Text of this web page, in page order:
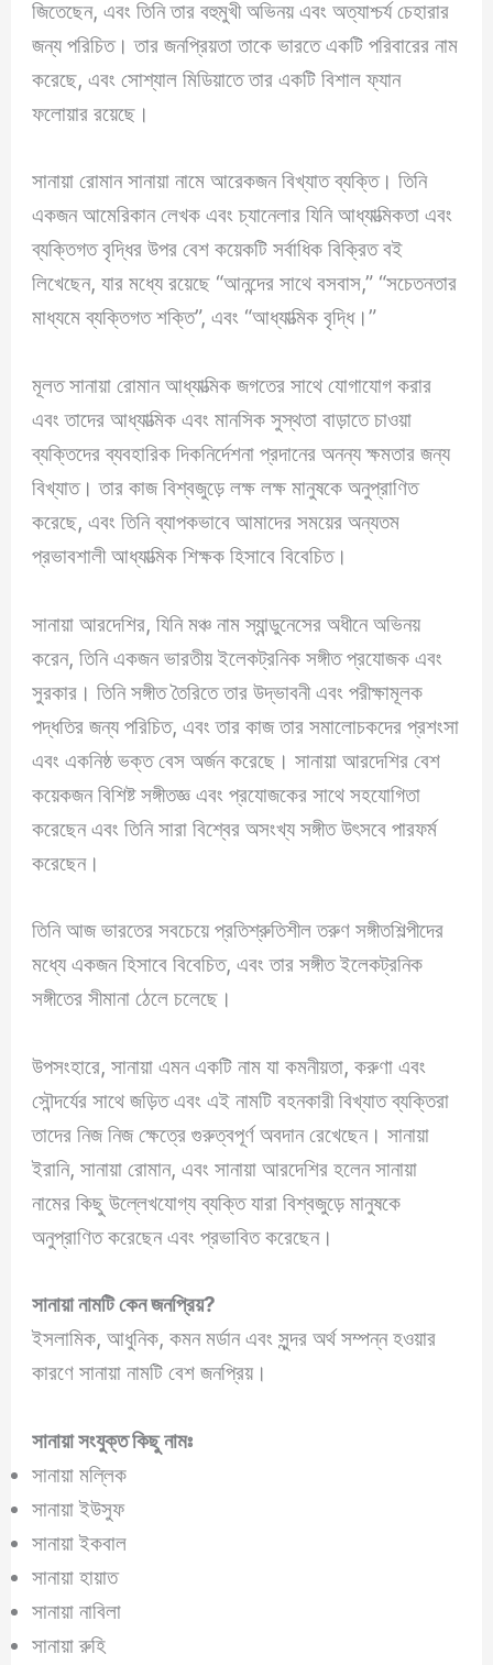
জিতেছেন, এবং তিনি তার বহুমুখী অভিনয় এবং অত্যাশ্চর্য চেহারার
জন্য পরিচিত। তার জনপ্রিয়তা তাকে ভারতে একটি পরিবারের নাম
করেছে, এবং সোশ্যাল মিডিয়াতে তার একটি বিশাল ফ্যান
ফলোয়ার রয়েছে।
সানায়া রোমান সানায়া নামে আরেকজন বিখ্যাত ব্যক্তি। তিনি
একজন আমেরিকান লেখক এবং চ্যানেলার যিনি আধ্যাত্মিকতা এবং
ব্যক্তিগত বৃদ্ধির উপর বেশ কয়েকটি সর্বাধিক বিক্রিত বই
লিখেছেন, যার মধ্যে রয়েছে “আনন্দের সাথে বসবাস,” “সচেতনতার
মাধ্যমে ব্যক্তিগত শক্তি”, এবং “আধ্যাত্মিক বৃদ্ধি।”
মূলত সানায়া রোমান আধ্যাত্মিক জগতের সাথে যোগাযোগ করার
এবং তাদের আধ্যাত্মিক এবং মানসিক সুস্থতা বাড়াতে চাওয়া
ব্যক্তিদের ব্যবহারিক দিকনির্দেশনা প্রদানের অনন্য ক্ষমতার জন্য
বিখ্যাত। তার কাজ বিশ্বজুড়ে লক্ষ লক্ষ মানুষকে অনুপ্রাণিত
করেছে, এবং তিনি ব্যাপকভাবে আমাদের সময়ের অন্যতম
প্রভাবশালী আধ্যাত্মিক শিক্ষক হিসাবে বিবেচিত।
সানায়া আরদেশির, যিনি মঞ্চ নাম স্যান্ডুনেসের অধীনে অভিনয়
করেন, তিনি একজন ভারতীয় ইলেকট্রনিক সঙ্গীত প্রযোজক এবং
সুরকার। তিনি সঙ্গীত তৈরিতে তার উদ্ভাবনী এবং পরীক্ষামূলক
পদ্ধতির জন্য পরিচিত, এবং তার কাজ তার সমালোচকদের প্রশংসা
এবং একনিষ্ঠ ভক্ত বেস অর্জন করেছে। সানায়া আরদেশির বেশ
কয়েকজন বিশিষ্ট সঙ্গীতজ্ঞ এবং প্রযোজকের সাথে সহযোগিতা
করেছেন এবং তিনি সারা বিশ্বের অসংখ্য সঙ্গীত উৎসবে পারফর্ম
করেছেন।
তিনি আজ ভারতের সবচেয়ে প্রতিশ্রুতিশীল তরুণ সঙ্গীতশিল্পীদের
মধ্যে একজন হিসাবে বিবেচিত, এবং তার সঙ্গীত ইলেকট্রনিক
সঙ্গীতের সীমানা ঠেলে চলেছে।
উপসংহারে, সানায়া এমন একটি নাম যা কমনীয়তা, করুণা এবং
সৌন্দর্যের সাথে জড়িত এবং এই নামটি বহনকারী বিখ্যাত ব্যক্তিরা
তাদের নিজ নিজ ক্ষেত্রে গুরুত্বপূর্ণ অবদান রেখেছেন। সানায়া
ইরানি, সানায়া রোমান, এবং সানায়া আরদেশির হলেন সানায়া
নামের কিছু উল্লেখযোগ্য ব্যক্তি যারা বিশ্বজুড়ে মানুষকে
অনুপ্রাণিত করেছেন এবং প্রভাবিত করেছেন।
সানায়ানামটি কেন জনপ্রিয়?
ইসলামিক, আধুনিক, কমন মর্ডান এবং সুন্দর অর্থ সম্পন্ন হওয়ার
কারণে সানায়া নামটি বেশ জনপ্রিয়।
সানায়াসংযুক্ত কিছু নামঃ
সানায়া মল্লিক
সানায়া ইউসুফ
সানায়া ইকবাল
সানায়া হায়াত
সানায়া নাবিলা
সানায়া রুহি